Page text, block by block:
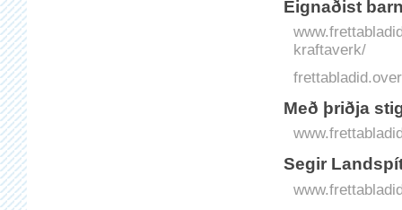
Eignaðist
kraftaverk/
Með þriðja
Segir